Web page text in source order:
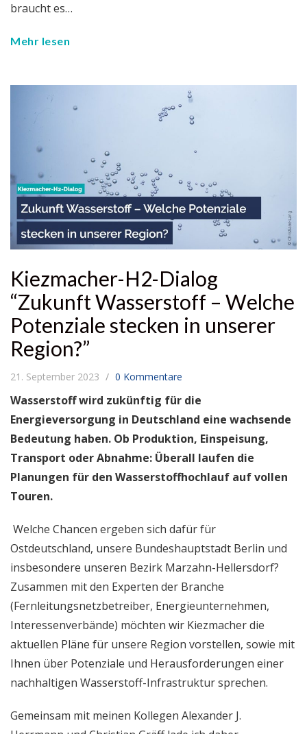
braucht es…
Mehr lesen
Kiezmacher-H2-Dialog
“Zukunft Wasserstoff – Welche
Potenziale stecken in unserer
Region?”
21. September 2023 0 Kommentare
Wasserstoff wird zukünftig für die
Energieversorgung in Deutschland eine wachsende
Bedeutung haben. Ob Produktion, Einspeisung,
Transport oder Abnahme: Überall laufen die
Planungen für den Wasserstoffhochlauf auf vollen
Touren.
Welche Chancen ergeben sich dafür für
Ostdeutschland, unsere Bundeshauptstadt Berlin und
insbesondere unseren Bezirk Marzahn-Hellersdorf?
Zusammen mit den Experten der Branche
(Fernleitungsnetzbetreiber, Energieunternehmen,
Interessenverbände) möchten wir Kiezmacher die
aktuellen Pläne für unsere Region vorstellen, sowie mit
Ihnen über Potenziale und Herausforderungen einer
nachhaltigen Wasserstoff-Infrastruktur sprechen.
Gemeinsam mit meinen Kollegen Alexander J.